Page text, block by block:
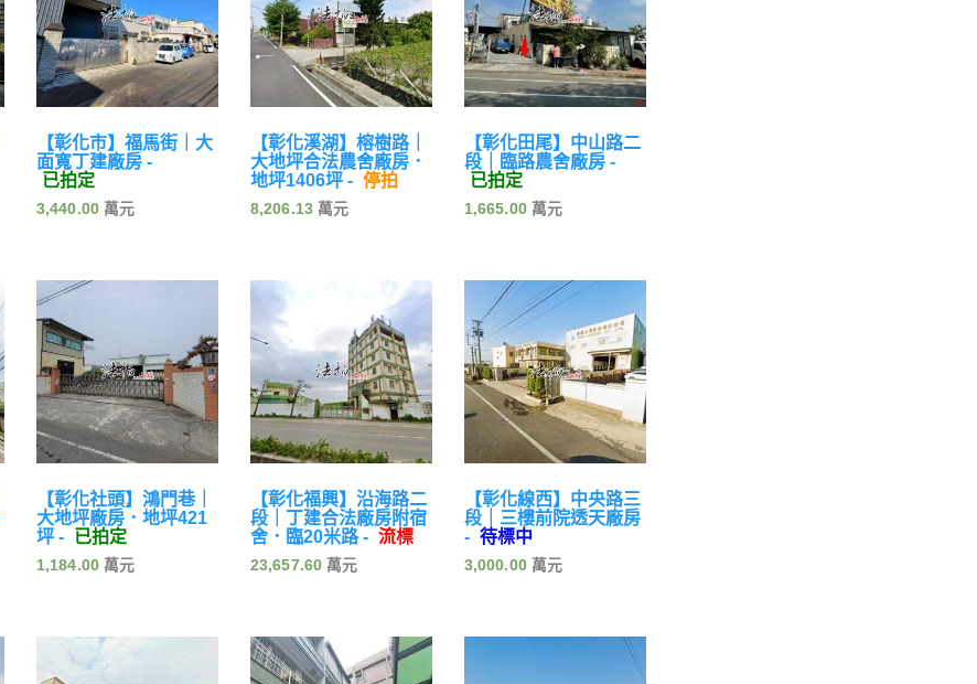
【彰化市】福馬街｜大
面寬丁建廠房 -
已拍定
3,440.00
【彰化溪湖】榕樹路｜
大地坪合法農舍廠房．
地坪1406坪 - 停拍
8,206.13
【彰化田尾】中山路二
段｜臨路農舍廠房 -
已拍定
1,665.00
【彰化社頭】鴻門巷｜
大地坪廠房．地坪421
坪 - 已拍定
1,184.00
【彰化福興】沿海路二
段｜丁建合法廠房附宿
舍．臨20米路 - 流標
23,657.60
【彰化線西】中央路三
段｜三樓前院透天廠房
- 待標中
3,000.00